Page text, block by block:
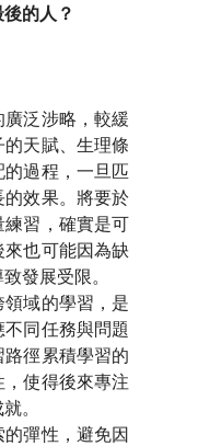
的人？
廣泛涉略，較緩
天賦、生理條
過程，一旦匹
效果。將要於
習，確實是可
也可能因為缺
發展受限。
領域的學習，是
同任務與問題
徑累積學習的
使得後來專注
。
的彈性，避免因